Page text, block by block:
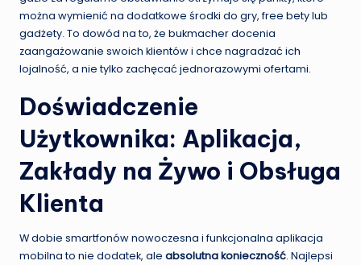
można wymienić na dodatkowe środki do gry, free bety lub
gadżety. To dowód na to, że bukmacher docenia
zaangażowanie swoich klientów i chce nagradzać ich
lojalność, a nie tylko zachęcać jednorazowymi ofertami.
Doświadczenie
Użytkownika: Aplikacja,
Zakłady na Żywo i Obsługa
Klienta
W dobie smartfonów nowoczesna i funkcjonalna aplikacja
mobilna to nie dodatek, ale absolutna konieczność. Najlepsi